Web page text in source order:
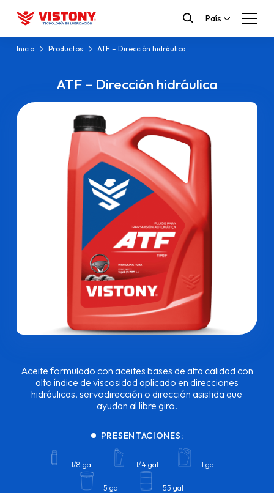
País
Inicio Productos ATF – Dirección hidráulica
ATF – Dirección hidráulica
Aceite formulado con aceites bases de alta calidad con
alto índice de viscosidad aplicado en direcciones
hidráulicas, servodirección o dirección asistida que
ayudan al libre giro.
PRESENTACIONES:
1/8 gal 1/4 gal 1 gal
5 gal 55 gal